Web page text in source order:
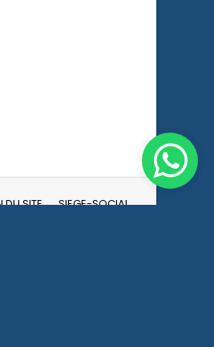
DU SITE SIEGE-SOCIAL